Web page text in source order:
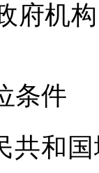
府机
条件
共和